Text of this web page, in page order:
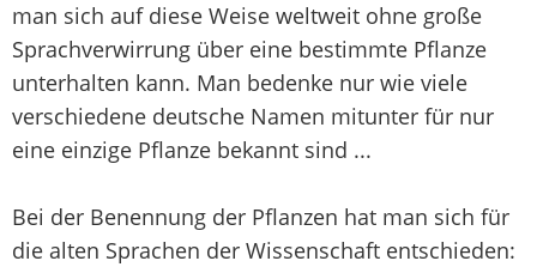
man sich auf diese Weise weltweit ohne große
Sprachverwirrung über eine bestimmte Pflanze
unterhalten kann. Man bedenke nur wie viele
verschiedene deutsche Namen mitunter für nur
eine einzige Pflanze bekannt sind ...
Bei der Benennung der Pflanzen hat man sich für
die alten Sprachen der Wissenschaft entschieden: